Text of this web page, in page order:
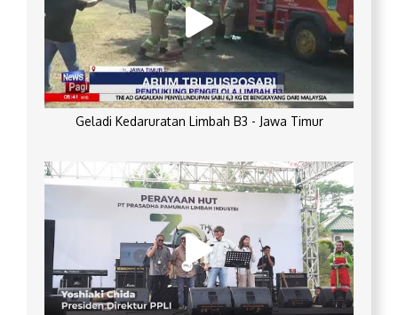
Geladi Kedaruratan Limbah B3 - Jawa Timur